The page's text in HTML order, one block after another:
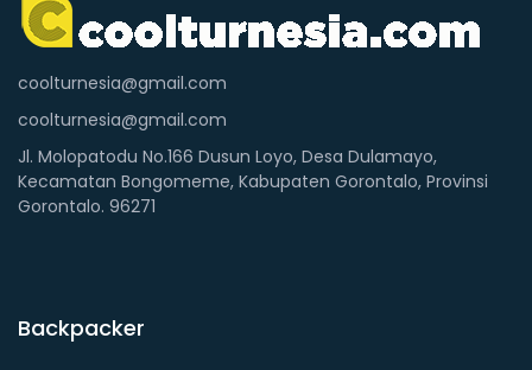
coolturnesia@gmail.com
coolturnesia@gmail.com
Jl. Molopatodu No.166 Dusun Loyo, Desa Dulamayo,
Kecamatan Bongomeme, Kabupaten Gorontalo, Provinsi
Gorontalo. 96271
Backpacker